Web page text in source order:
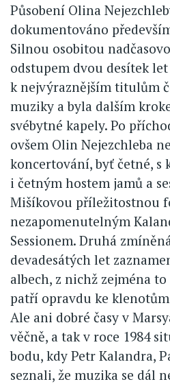
Působení Olina
dokumentováno
Silnou osobitou
odstupem dvou desítek
k nejvýraznějším titulům
muziky a byla dalším
svébytné kapely. Po
ovšem Olin Nejezchleba
koncertování, byť četné, s
i četným hostem jamů a
Mišíkovou příležitostnou
nezapomenutelným
Sessionem. Druhá
devadesátých let
albech, z nichž zejména
patří opravdu ke
Ale ani dobré časy v
věčně, a tak v roce 1984
bodu, kdy Petr Kalandra,
seznali, že muzika se dál